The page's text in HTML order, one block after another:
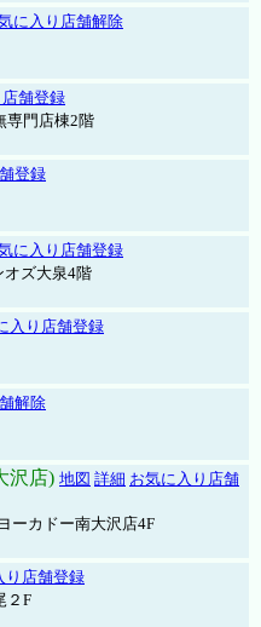
に入り店舗解除
舗登録
専門店棟2階
登録
に入り店舗登録
ズ大泉4階
入り店舗登録
解除
沢店) 地図 詳細 お気に入り店舗
ーカドー南大沢店4F
り店舗登録
２F